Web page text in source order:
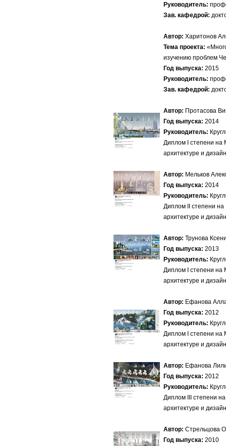
Руководитель:
Зав. кафедрой:
Автор:Харитонов
Тема проекта:
изучению проблем
Год выпуска: 2015
Руководитель:
Зав. кафедрой:
Автор: Протасова
Год выпуска:2014
Руководитель:
Диплом I степени на
архитектуре и
Автор: Мельков
Год выпуска: 2014
Руководитель:
Диплом II степени
архитектуре и
Автор: Трунова
Год выпуска: 2013
Руководитель:
Диплом I степени на
архитектуре и
Автор: Ефанова
Год выпуска: 2012
Руководитель:
Диплом I степени на
архитектуре и
Автор: Ефанова
Год выпуска: 2012
Руководитель:
Диплом III степени
архитектуре и
Автор: Стрельцова
Год выпуска: 2010